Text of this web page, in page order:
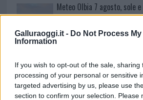
Galluraoggi.it - Do Not Process My
Information
If you wish to opt-out of the sale, sharing
processing of your personal or sensitive
targeted advertising by us, please use
section to confirm your selection. Please
Meteo Olbia 7 agosto, sole
protagonisti
fine agosto